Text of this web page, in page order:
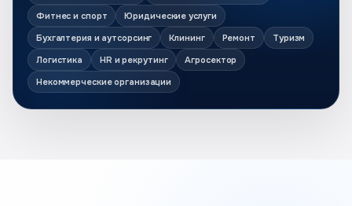
Фитнес и спорт
Юридические услуги
Бухгалтерия и аутсорсинг
Клининг Ремонт
Туризм
Логистика
HR и рекрутинг
Агросектор
Некоммерческие организации